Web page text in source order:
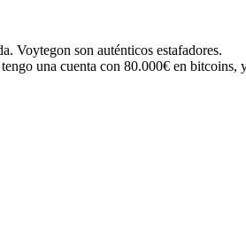
Voytegon son auténticos estafadores.
una cuenta con 80.000€ en